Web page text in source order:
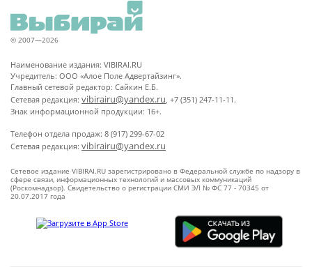
© 2007—2026
Наименование издания: VIBIRAI.RU
Учредитель: ООО «Алое Поле Адвертайзинг».
Главный сетевой редактор: Сайкин Е.Б.
Сетевая редакция: vibirairu@yandex.ru, +7 (351) 247-11-11.
Знак информационной продукции: 16+.
Телефон отдела продаж: 8 (917) 299-67-02
Сетевая редакция: vibirairu@yandex.ru
Сетевое издание VIBIRAI.RU зарегистрировано в Федеральной службе по надзору в
сфере связи, информационных технологий и массовых коммуникаций
(Роскомнадзор). Свидетельство о регистрации СМИ ЭЛ № ФС 77 - 70345 от
20.07.2017 года